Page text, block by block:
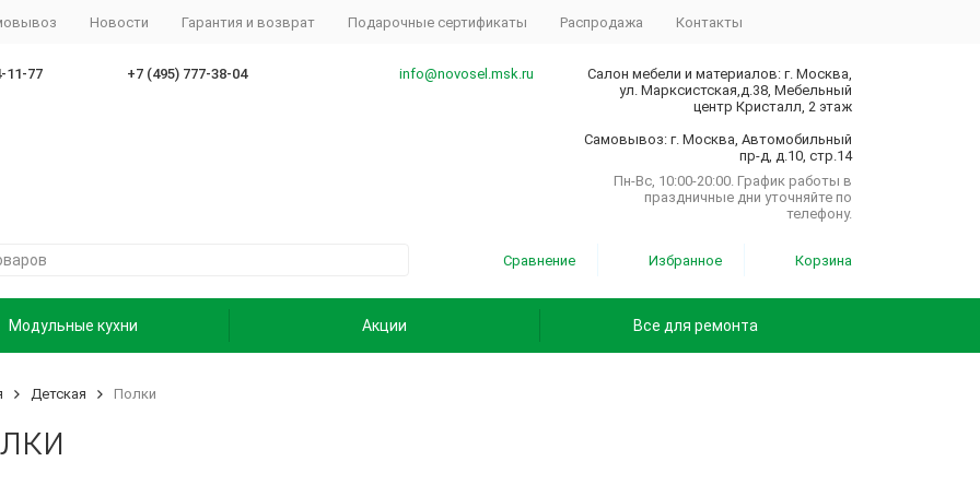
Новости Гарантия и возврат Подарочные сертификаты Распродажа Контакты
11-77 +7 (495) 777-38-04 info@novosel.msk.ru
Салон мебели и материалов: г. Москва,
ул. Марксистская,д.38, Мебельный
центр Кристалл, 2 этаж
Самовывоз: г. Москва, Автомобильный
пр-д, д.10, стр.14
Пн-Вс, 10:00-20:00. График работы в
праздничные дни уточняйте по
телефону.
Сравнение Избранное Корзина
Модульные кухни Акции Все для ремонта
Детская Полки